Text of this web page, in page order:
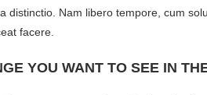
distinctio. Nam libero tempore, cum
facere.
YOU WANT TO SEE IN